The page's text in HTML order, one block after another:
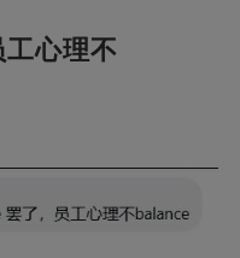
心理不